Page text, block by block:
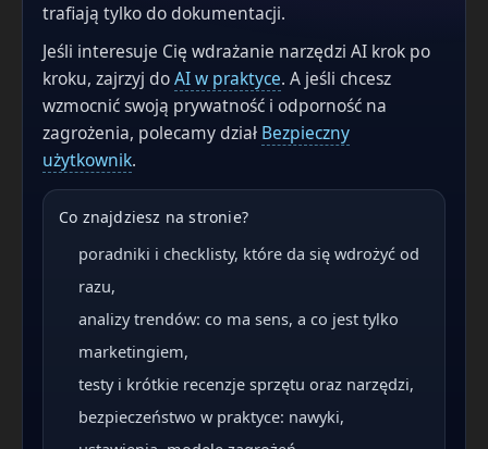
trafiają tylko do dokumentacji.
Jeśli interesuje Cię wdrażanie narzędzi AI krok po
kroku, zajrzyj doAI w praktyce. A jeśli chcesz
wzmocnić swoją prywatność i odporność na
zagrożenia, polecamy dział Bezpieczny
użytkownik.
Co znajdziesz na stronie?
poradniki i checklisty, które da się wdrożyć od
razu,
analizy trendów: co ma sens, a co jest tylko
marketingiem,
testy i krótkie recenzje sprzętu oraz narzędzi,
bezpieczeństwo w praktyce: nawyki,